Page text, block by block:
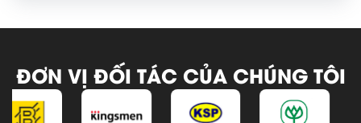
ĐƠN VỊ ĐỐI TÁC CỦA CHÚNG TÔI